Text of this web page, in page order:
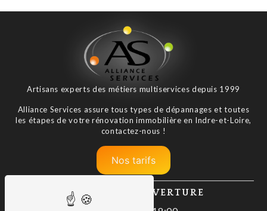
Artisans experts des métiers multiservices depuis 1999
Alliance Services assure tous types de dépannages et toutes
les étapes de votre rénovation immobilière en Indre-et-Loire,
contactez-nous !
Nos tarifs
HORAIRES D'OUVERTURE